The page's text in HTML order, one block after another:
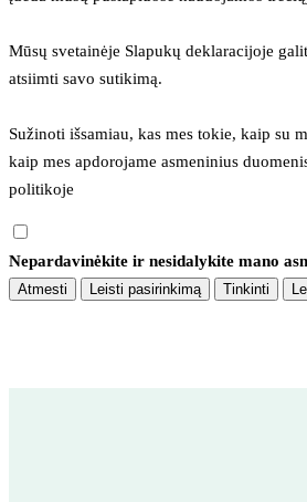
Mūsų svetainėje Slapukų deklaracijoje
atsiimti savo sutikimą.
Sužinoti išsamiau, kas mes tokie, kaip su
kaip mes apdorojame asmeninius
politikoje
Nepardavinėkite ir nesidalykite mano
Atmesti Leisti pasirinkimą Tinkinti